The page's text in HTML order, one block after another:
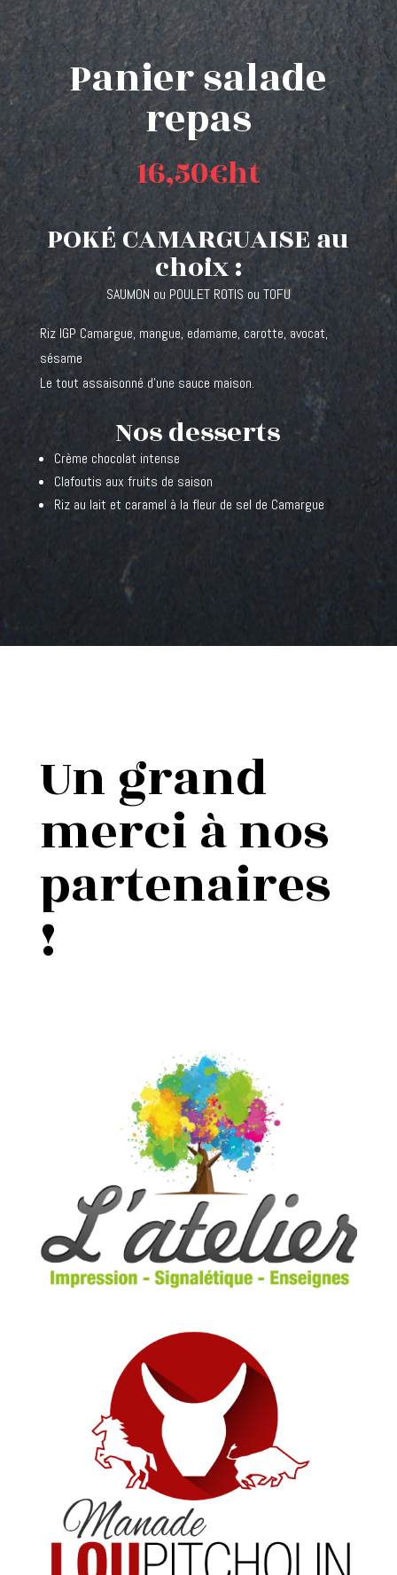
Panier salade
repas
16,50€ht
POKÉ CAMARGUAISE au
choix :
SAUMON ou POULET ROTIS ou TOFU
Riz IGP Camargue, mangue, edamame, carotte, avocat,
sésame
Le tout assaisonné d’une sauce maison.
Nos desserts
Crème chocolat intense
Clafoutis aux fruits de saison
Riz au lait et caramel à la fleur de sel de Camargue
Un grand
merci à nos
partenaires
!